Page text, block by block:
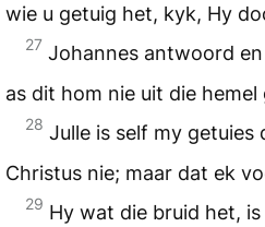
wie u getuig het, kyk, Hy
27 Johannes antwoord
as dit hom nie uit die hemel
28 Julle is self my getuies
Christus nie; maar dat ek
29 Hy wat die bruid het,